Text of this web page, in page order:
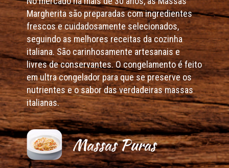
Margherita são preparadas com ingredientes
frescos e cuidadosamente selecionados,
seguindo as melhores receitas da cozinha
italiana. São carinhosamente artesanais e
livres de conservantes. O congelamento é feito
em ultra congelador para que se preserve os
nutrientes e o sabor das verdadeiras massas
italianas.
Massas Puras